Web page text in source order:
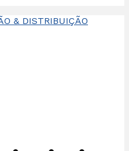
& DISTRIBUIÇÃO